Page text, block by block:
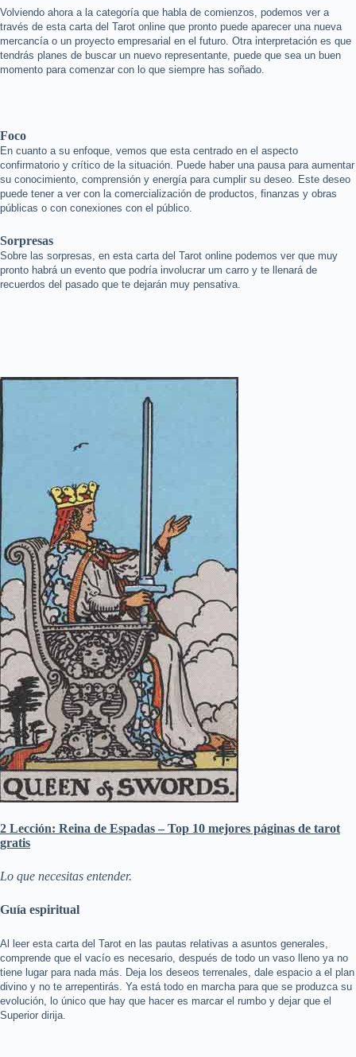
Volviendo ahora a la categoría que habla de comienzos, podemos ver a
través de esta carta del Tarot online que pronto puede aparecer una nueva
mercancía o un proyecto empresarial en el futuro. Otra interpretación es que
tendrás planes de buscar un nuevo representante, puede que sea un buen
momento para comenzar con lo que siempre has soñado.
Foco
En cuanto a su enfoque, vemos que esta centrado en el aspecto
confirmatorio y crítico de la situación. Puede haber una pausa para aumentar
su conocimiento, comprensión y energía para cumplir su deseo. Este deseo
puede tener a ver con la comercialización de productos, finanzas y obras
públicas o con conexiones con el público.
Sorpresas
Sobre las sorpresas, en esta carta del Tarot online podemos ver que muy
pronto habrá un evento que podría involucrar um carro y te llenará de
recuerdos del pasado que te dejarán muy pensativa.
2 Lección: Reina de Espadas – Top 10 mejores páginas de tarot
gratis
Lo que necesitas entender.
Guía espiritual
Al leer esta carta del Tarot en las pautas relativas a asuntos generales,
comprende que el vacío es necesario, después de todo un vaso lleno ya no
tiene lugar para nada más. Deja los deseos terrenales, dale espacio a el plan
divino y no te arrepentirás. Ya está todo en marcha para que se produzca su
evolución, lo único que hay que hacer es marcar el rumbo y dejar que el
Superior dirija.